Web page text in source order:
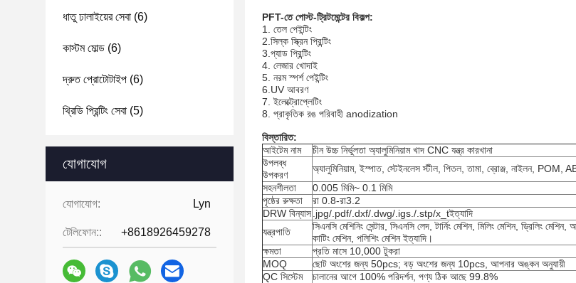
ধাতু ঢালাইয়ের সেবা (6)
কাস্টম মোল্ড (6)
দ্রুত প্রোটোটাইপ (6)
থ্রিডি প্রিন্টিং সেবা (5)
যোগাযোগ
যোগাযোগ: Lyn
টেলিফোন:: +8618926459278
PFT-তে পোস্ট-ট্রিটমেন্টের বিকল্প:
1. তেল পেইন্টিং
2.সিল্ক স্ক্রিন প্রিন্টিং
3.প্যাড প্রিন্টিং
4. লেজার খোদাই
5. নরম স্পর্শ পেইন্টিং
6.UV আবরণ
7. ইলেক্ট্রোপ্লেটিং
8. প্রাকৃতিক রঙ পরিবাহী anodization
বিস্তারিত:
আইটেম নাম
চীন উচ্চ নির্ভুলতা অ্যালুমিনিয়াম খাদ CNC যন্ত্র কারখানা
উপলব্ধ
উপকরণ
অ্যালুমিনিয়াম, ইস্পাত, স্টেইনলেস স্টীল, পিতল, তামা, ব্রোঞ্জ, নাইলন, POM,
সহনশীলতা
0.005 মিমি~ 0.1 মিমি
পৃষ্ঠের রুক্ষতা
রা 0.8-রা3.2
DRW বিন্যাস .jpg/.pdf/.dxf/.dwg/.igs./.stp/x_tইত্যাদি
যন্ত্রপাতি
সিএনসি মেশিনিং সেন্টার, সিএনসি লেদ, টার্নিং মেশিন, মিলিং মেশিন, ড্রিলিং
কাটিং মেশিন, পলিশিং মেশিন ইত্যাদি।
ক্ষমতা
প্রতি মাসে 10,000 টুকরা
MOQ
ছোট অংশের জন্য 50pcs; বড় অংশের জন্য 10pcs, আপনার অঙ্কন অনুযায়ী
QC সিস্টেম
চালানের আগে 100% পরিদর্শন, পণ্য ঠিক আছে 99.8%